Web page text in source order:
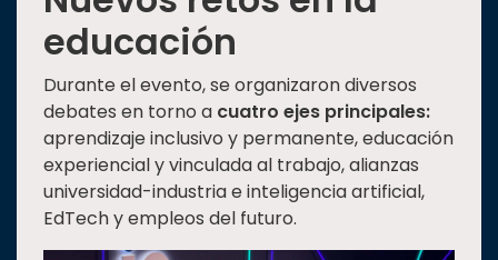
educación
Durante el evento, se organizaron diversos
debates en torno a cuatro ejes principales:
aprendizaje inclusivo y permanente, educación
experiencial y vinculada al trabajo, alianzas
universidad-industria e inteligencia artificial,
EdTech y empleos del futuro.